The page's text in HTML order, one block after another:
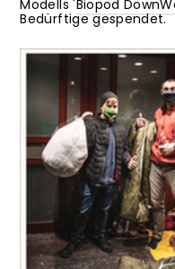
Modells 'Biopod
Bedürftige gespendet.